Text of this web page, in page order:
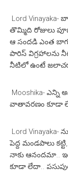
Lord Vinayaka-
తొమ్మిది రోజులు
ఆ సందడి ఎంత
పారిస్ విగ్రహాలను
నీటిలో ఉంటే
Mooshika-
వాతావరణం కూడా
Lord
పెద్ద మండపాలు
నాకు ఆనందమా..
కూడా లేదా..